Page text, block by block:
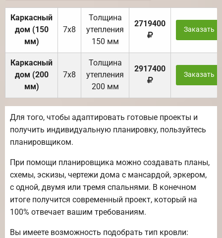
Каркасный
дом (150
мм)
7х8
Толщина
утепления
150 мм
2719400
Заказать
Каркасный
дом (200
мм)
7х8
Толщина
утепления
200 мм
2917400
Заказать
Для того, чтобы адаптировать готовые проекты и
получить индивидуальную планировку, пользуйтесь
планировщиком.
При помощи планировщика можно создавать планы,
схемы, эскизы, чертежи дома с мансардой, эркером,
с одной, двумя или тремя спальнями. В конечном
итоге получится современный проект, который на
100% отвечает вашим требованиям.
Вы имеете возможность подобрать тип кровли: